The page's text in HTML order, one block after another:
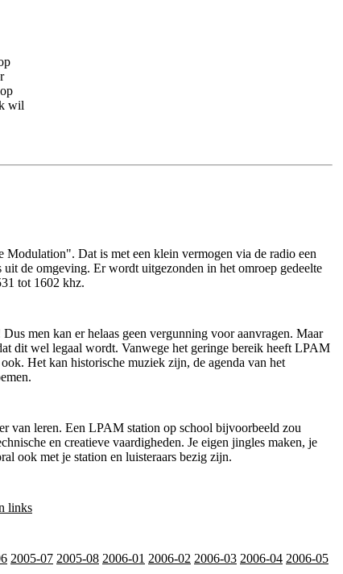
wil
Dat is met een klein vermogen via de radio een
de omgeving. Er wordt uitgezonden in het omroep gedeelte
tot 1602 khz.
men kan er helaas geen vergunning voor aanvragen. Maar
dit wel legaal wordt. Vanwege het geringe bereik heeft LPAM
Het kan historische muziek zijn, de agenda van het
van leren. Een LPAM station op school bijvoorbeeld zou
en creatieve vaardigheden. Je eigen jingles maken, je
ook met je station en luisteraars bezig zijn.
links
2005-07 2005-08 2006-01 2006-02 2006-03 2006-04 2006-05